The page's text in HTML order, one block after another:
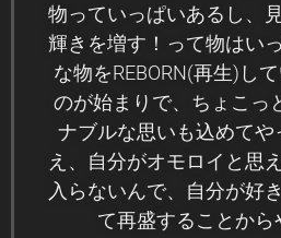
物っていっぱいあるし、
輝きを増す！って物はい
な物をREBORN(再生) し
のが始まりで、 ちょこっ
ナブルな思いも込めてや
え、 自分がオモロイと思
入らないんで、 自分が好
て再盛することから